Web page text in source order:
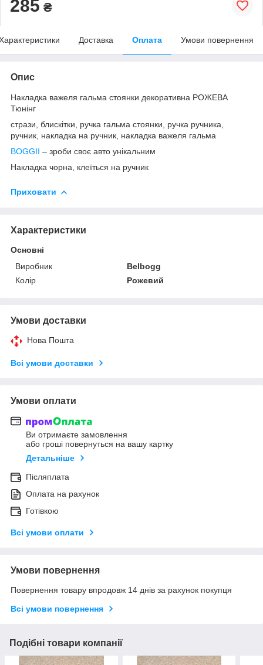
285 ₴
Доставка Оплата Умови повернення
Опис
Накладка важеля гальма стоянки декоративна РОЖЕВА
Тюнінг
стрази, блискітки, ручка гальма стоянки, ручка ручника,
ручник, накладка на ручник, накладка важеля гальма
BOGGII – зроби своє авто унікальним
Накладка чорна, клеїться на ручник
Приховати
Характеристики
Основні
Виробник
Belbogg
Колір
Рожевий
Умови доставки
Нова Пошта
Всі умови доставки
Умови оплати
Ви отримаєте замовлення
або гроші повернуться на вашу картку
Детальніше
Післяплата
Оплата на рахунок
Готівкою
Всі умови оплати
Умови повернення
Повернення товару впродовж 14 днів за рахунок покупця
Всі умови повернення
Подібні товари компанії